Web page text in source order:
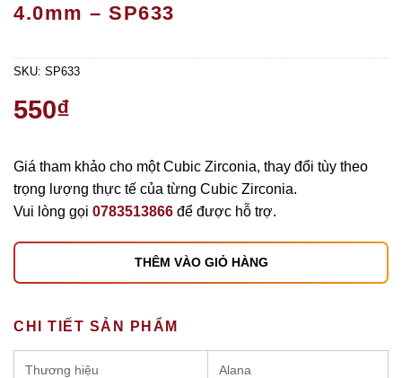
4.0mm – SP633
SKU: SP633
550₫
Giá tham khảo cho một Cubic Zirconia, thay đổi tùy theo
trọng lượng thực tế của từng Cubic Zirconia.
Vui lòng gọi 0783513866 để được hỗ trợ.
THÊM VÀO GIỎ HÀNG
CHI TIẾT SẢN PHẨM
Thương hiệu Alana